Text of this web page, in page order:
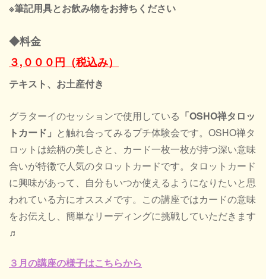
※筆記用具とお飲み物をお持ちください
◆料金
３,０００円（税込み）
テキスト、お土産付き
グラターイのセッションで使用している 「OSHO禅タロッ
トカード」 と触れ合ってみるプチ体験会です。OSHO禅タ
ロットは絵柄の美しさと、カード一枚一枚が持つ深い意味
合いが特徴で人気のタロットカードです。タロットカード
に興味があって、自分もいつか使えるようになりたいと思
われている方にオススメです。この講座ではカードの意味
をお伝えし、簡単なリーディングに挑戦していただきます
♬
３月の講座の様子はこちらから